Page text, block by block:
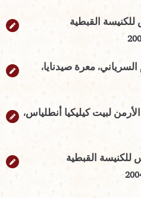
للكنيسة القبطية
معرة صيدنايا،
لبيت كيليكيا أنطلياس،
للكنيسة القبطية